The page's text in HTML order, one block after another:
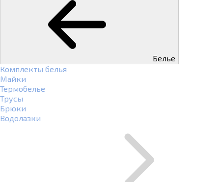
Белье
Комплекты белья
Майки
Термобелье
Трусы
Брюки
Водолазки